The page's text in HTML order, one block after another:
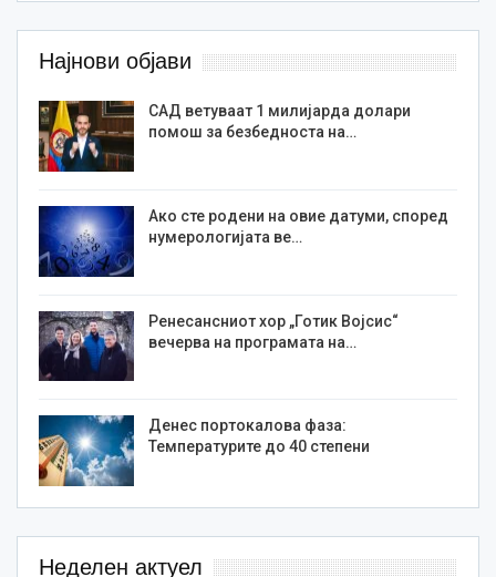
Најнови објави
САД ветуваат 1 милијарда долари
помош за безбедноста на…
Ако сте родени на овие датуми, според
нумерологијата ве…
Ренесансниот хор „Готик Војсис“
вечерва на програмата на…
Денес портокалова фаза:
Температурите до 40 степени
Неделен актуел